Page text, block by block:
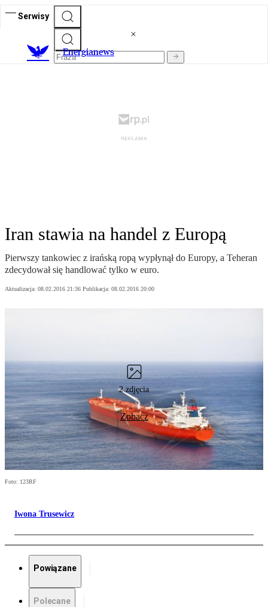
Serwisy
Energianews
Iran stawia na handel z Europą
Pierwszy tankowiec z irańską ropą wypłynął do Europy, a Teheran
zdecydował się handlować tylko w euro.
Aktualizacja: 08.02.2016 21:36 Publikacja: 08.02.2016 20:00
2 zdjęcia
Zobacz
Foto: 123RF
Iwona Trusewicz
Powiązane
Polecane